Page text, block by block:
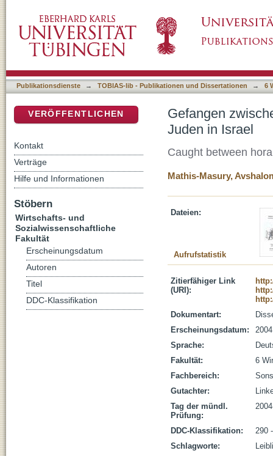
Publikationsdienste → TOBIAS-lib - Publikationen und Dissertationen → 6
Gefangen
Juden in Israel
Caught between
Mathis-Masury,
Dateien:
Aufrufstatistik
Zitierfähiger Link
(URI):
Dokumentart:
Erscheinungsdatum:
2004
Sprache:
Fakultät:
6
Fachbereich:
Gutachter:
Tag der mündl.
Prüfung:
DDC-Klassifikation:
290
Schlagworte:
VERÖFFENTLICHEN
Kontakt
Verträge
Hilfe und Informationen
Stöbern
Wirtschafts- und
Sozialwissenschaftliche
Fakultät
Erscheinungsdatum
Autoren
Titel
DDC-Klassifikation